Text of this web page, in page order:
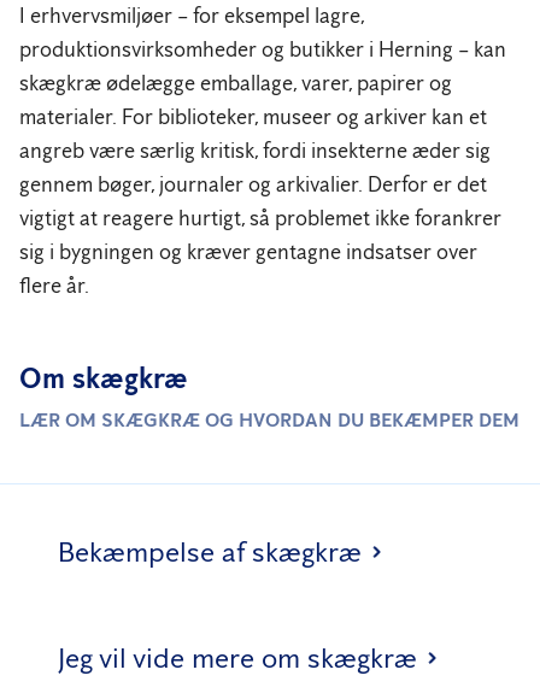
I erhvervsmiljøer – for eksempel lagre,
produktionsvirksomheder og butikker i Herning – kan
skægkræ ødelægge emballage, varer, papirer og
materialer. For biblioteker, museer og arkiver kan et
angreb være særlig kritisk, fordi insekterne æder sig
gennem bøger, journaler og arkivalier. Derfor er det
vigtigt at reagere hurtigt, så problemet ikke forankrer
sig i bygningen og kræver gentagne indsatser over
flere år.
Om skægkræ
LÆR OM SKÆGKRÆ OG HVORDAN DU BEKÆMPER DEM
Bekæmpelse af skægkræ
Jeg vil vide mere om skægkræ